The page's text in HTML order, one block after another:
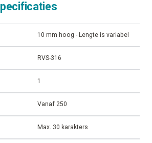
10 mm hoog - Lengte is variabel
RVS-316
1
Vanaf 250
Max. 30 karakters